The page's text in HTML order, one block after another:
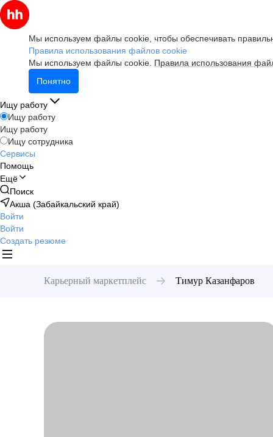
Мы используем файлы cookie, чтобы обеспечивать
Правила использования файлов cookie
Мы используем файлы cookie. Правила использования
Понятно
Ищу работу
Ищу работу
Ищу работу
Ищу сотрудника
Сервисы
Помощь
Ещё
Поиск
Акша (Забайкальский край)
Войти
Войти
Создать резюме
Карьерный маркетплейс Тимур Казанфаров